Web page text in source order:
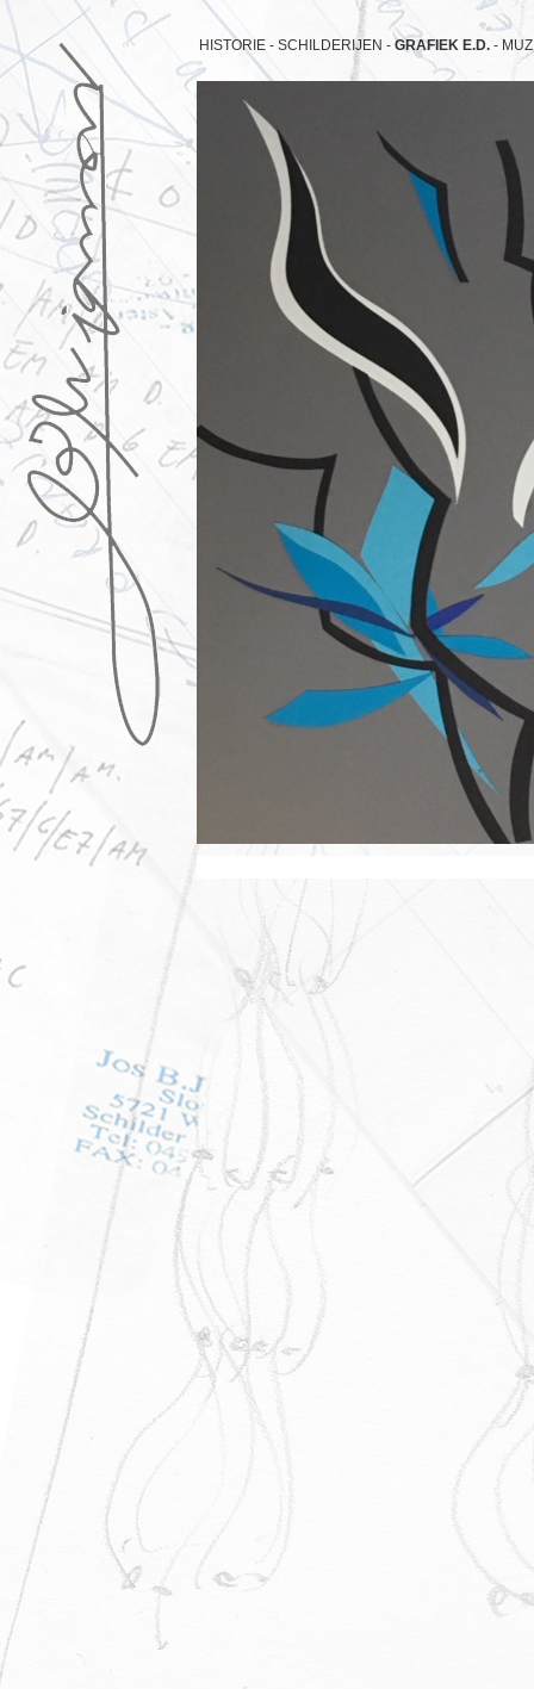
HISTORIE - SCHILDERIJEN - GRAFIEK E.D. -